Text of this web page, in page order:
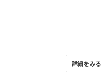
詳細をみる